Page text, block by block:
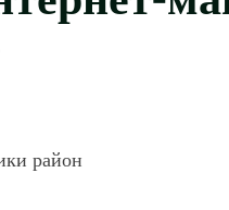
район